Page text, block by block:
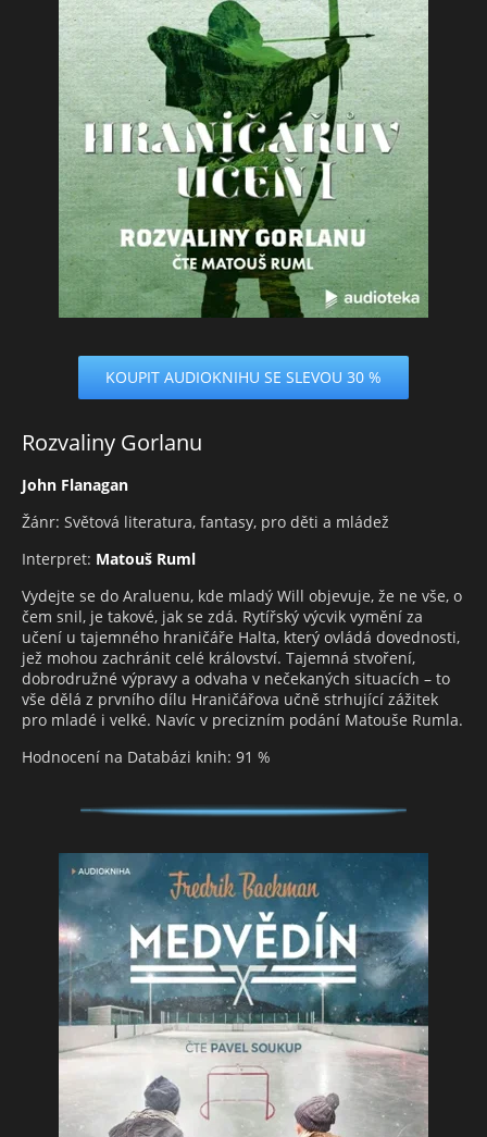
KOUPIT AUDIOKNIHU SE SLEVOU 30 %
Rozvaliny Gorlanu
John Flanagan
Žánr: Světová literatura, fantasy, pro děti a mládež
Interpret: Matouš Ruml
Vydejte se do Araluenu, kde mladý Will objevuje, že ne vše, o
čem snil, je takové, jak se zdá. Rytířský výcvik vymění za
učení u tajemného hraničáře Halta, který ovládá dovednosti,
jež mohou zachránit celé království. Tajemná stvoření,
dobrodružné výpravy a odvaha v nečekaných situacích – to
vše dělá z prvního dílu Hraničářova učně strhující zážitek
pro mladé i velké. Navíc v precizním podání Matouše Rumla.
Hodnocení na Databázi knih: 91 %